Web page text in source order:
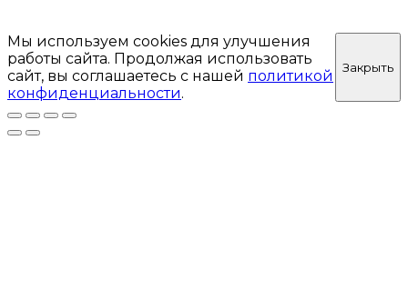
Мы используем cookies для улучшения
работы сайта. Продолжая использовать
сайт, вы соглашаетесь с нашей политикой
конфиденциальности.
Закрыть